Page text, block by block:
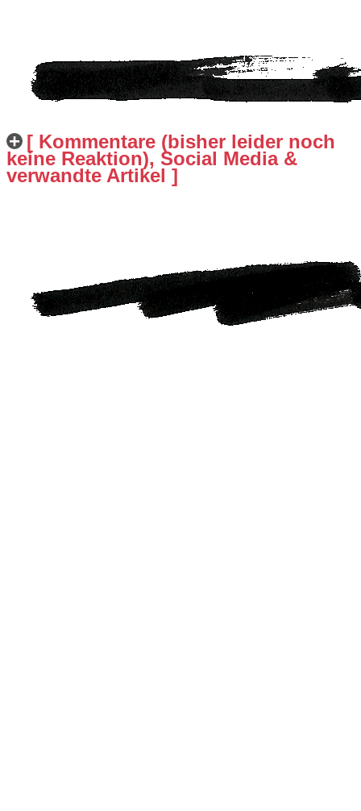
[ Kommentare (bisher leider noch
keine Reaktion), Social Media &
verwandte Artikel ]